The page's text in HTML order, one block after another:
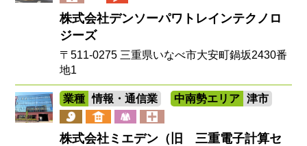
株式会社デンソーパワトレインテクノロ
ジーズ
〒511-0275 三重県いなべ市大安町鍋坂2430番
地1
業種 情報・通信業 中南勢エリア 津市
株式会社ミエデン（旧 三重電子計算セ